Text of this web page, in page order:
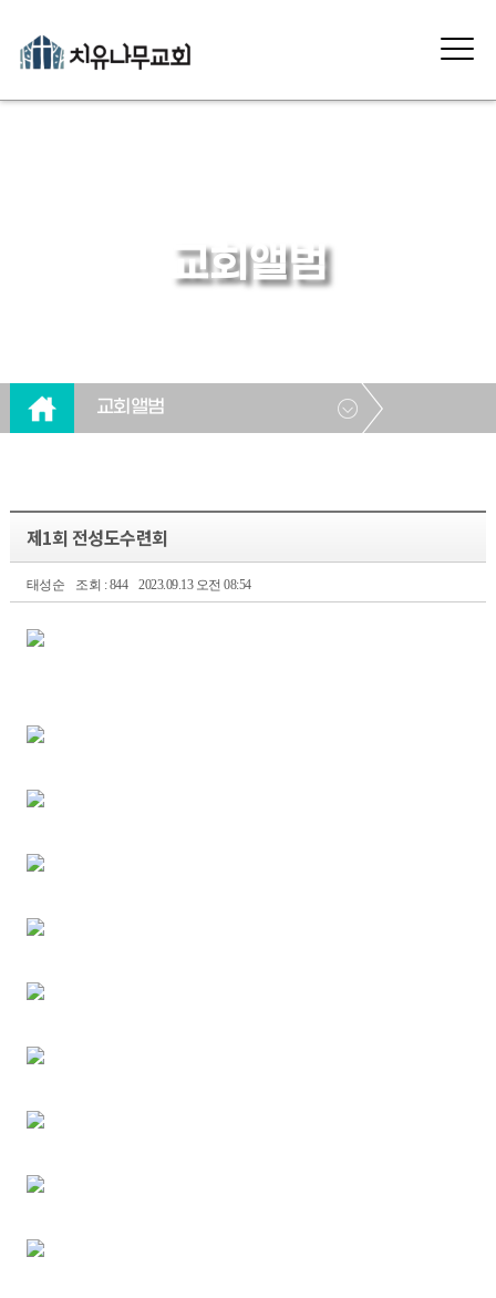
교회앨범
교회앨범
제1회 전성도수련회
태성순 조회 : 844 2023.09.13 오전 08:54